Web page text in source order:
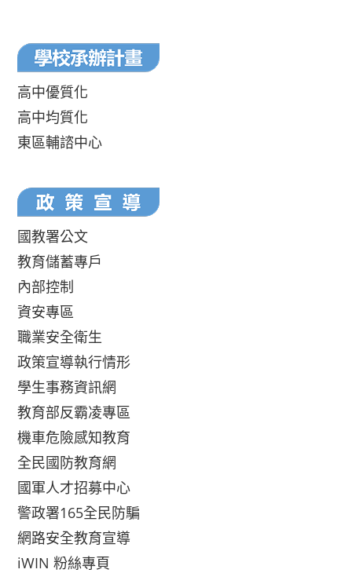
高中優質化
高中均質化
東區輔諮中心
國教署公文
教育儲蓄專戶
內部控制
資安專區
職業安全衛生
政策宣導執行情形
學生事務資訊網
教育部反霸凌專區
機車危險感知教育
全民國防教育網
國軍人才招募中心
警政署165全民防騙
網路安全教育宣導
iWIN 粉絲專頁